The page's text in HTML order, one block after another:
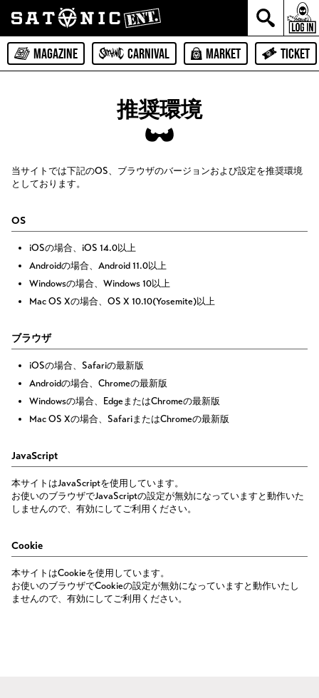
MAGAZINE CARNIVAL MARKET TICKET
推奨環境
当サイトでは下記のOS、ブラウザのバージョンおよび設定を推奨環境
としております。
OS
iOSの場合、iOS 14.0以上
Androidの場合、Android 11.0以上
Windowsの場合、Windows 10以上
Mac OS Xの場合、OS X 10.10(Yosemite)以上
ブラウザ
iOSの場合、Safariの最新版
Androidの場合、Chromeの最新版
Windowsの場合、EdgeまたはChromeの最新版
Mac OS Xの場合、SafariまたはChromeの最新版
JavaScript
本サイトはJavaScriptを使用しています。
お使いのブラウザでJavaScriptの設定が無効になっていますと動作いた
しませんので、有効にしてご利用ください。
Cookie
本サイトはCookieを使用しています。
お使いのブラウザでCookieの設定が無効になっていますと動作いたし
ませんので、有効にしてご利用ください。